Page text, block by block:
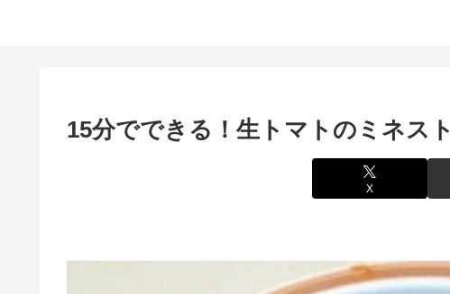
15分でできる！生トマトのミネス
X